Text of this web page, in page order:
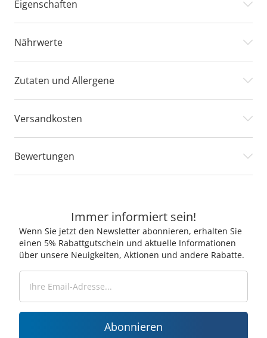
Eigenschaften
Nährwerte
Zutaten und Allergene
Versandkosten
Bewertungen
Immer informiert sein!
Wenn Sie jetzt den Newsletter abonnieren, erhalten Sie
einen 5% Rabattgutschein und aktuelle Informationen
über unsere Neuigkeiten, Aktionen und andere Rabatte.
Abonnieren